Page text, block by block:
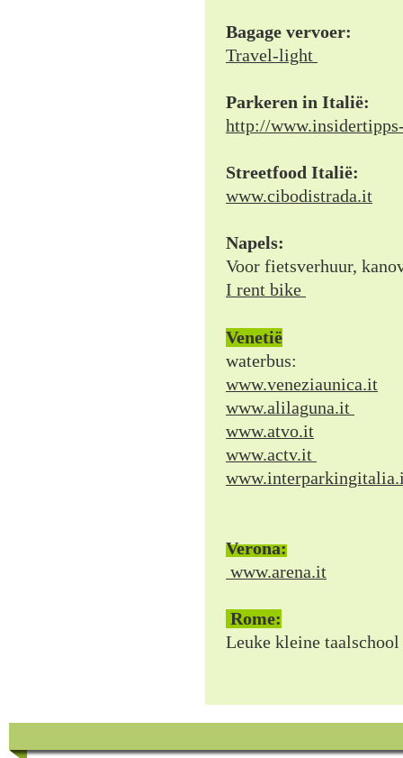
Bagage vervoer:
Travel-light
Parkeren in Italië:
http://
Streetfood Italië:
www.cibodistrada.it
Napels:
Voor fietsverhuur,
I rent bike
Venetië
waterbus:
www.veneziaunica.it
www.alilaguna.it
www.atvo.it
www.actv.it
Verona:
www.arena.it
Rome:
Leuke kleine